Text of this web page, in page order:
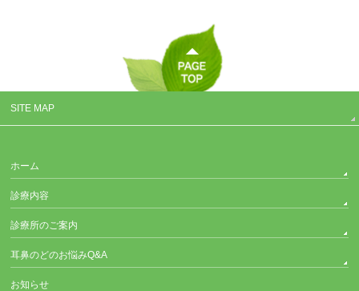
SITE MAP
ホーム
診療内容
診療所のご案内
耳鼻のどのお悩みQ&A
お知らせ